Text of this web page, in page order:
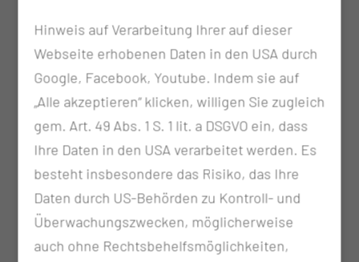
(PTA) (Ballonerweiterung der Blutgefäße)
Stent-Implantationen (Einbringung von
Gefäßstützen in Blutgefäße)
Endovaskuläre Atherektomie (Erweiterung von
verengten Blutgefäßen mit einer Minifräse
durch Abtragung der Verkalkungen)
Lysetherapie bei Gefäßverschlüssen
(Auflösung von Blutgerinnseln in Arterien)
minimal invasive Embolisationen von Tumoren
(Verschluss von tumorversorgenden Gefäßen)
Hinweis auf Verarbeitung Ihrer auf dieser
Webseite erhobenen Daten in den USA durch
Google, Facebook, Youtube. Indem sie auf
„Alle akzeptieren“ klicken, willigen Sie zugleich
gem. Art. 49 Abs. 1 S. 1 lit. a DSGVO ein, dass
Ihre Daten in den USA verarbeitet werden. Es
besteht insbesondere das Risiko, das Ihre
Daten durch US-Behörden zu Kontroll- und
Überwachungszwecken, möglicherweise
auch ohne Rechtsbehelfsmöglichkeiten,